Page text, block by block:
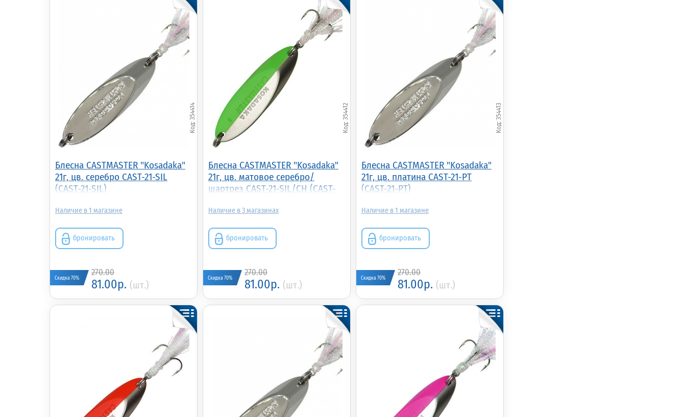
Блесна CASTMASTER "Kosadaka"
21г, цв. серебро CAST-21-SIL
(CAST-21-SIL)
354414
1
бронировать
Скидка 70%
270.00
81.00р. (шт.)
Блесна CASTMASTER "Kosadaka"
21г, цв. матовое серебро/
шартрез CAST-21-SIL/CH (CAST-
354412
3
бронировать
Скидка 70%
270.00
81.00р. (шт.)
Блесна CASTMASTER "Kosadaka"
21г, цв. платина CAST-21-PT
(CAST-21-PT)
354413
1
бронировать
Скидка 70%
270.00
81.00р. (шт.)